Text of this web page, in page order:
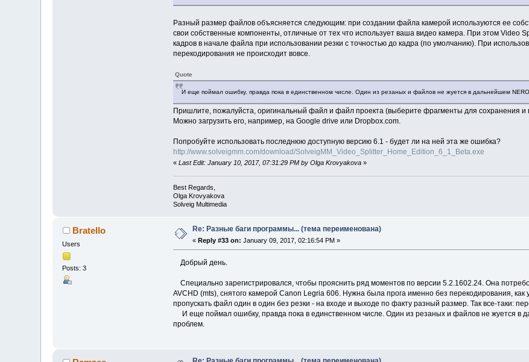
Разный размер файлов объясняется следующим: при создании файла камерой используются ее
свои собственные компоненты, отличные от тех что использует ваша видео камера. При этом Video
кадров в начале файла при использовании резки с точностью до кадра (по умолчанию). При
перекодирования не происходит вовсе.
Quote
И еще поймал ошибку, правда пока в единственном числе. Один из резаных и файлов не жуется в дальнейшем
Пришлите, пожалуйста, оригинальный файл и файл проекта (выберите фрагменты для сохранения и
Можно загрузить его, например, на Google drive или Dropbox.com.
Попробуйте использовать последнюю доступную версию 6.1 - будет ли на ней эта же ошибка?
http://www.solveigmm.com/download/SolveigMM_Video_Splitter_Home_Edition_6_1_Beta.exe
« Last Edit: January 10, 2017, 07:31:29 PM by Olga Krovyakova»
Best Regards,
Olga Krovyakova
Solveig Multimedia
Bratello
Users
Posts: 3
Re: Разные баги программы... (тема переименована)
«Reply #33 on: January 09, 2017, 02:16:54 PM »
Добрый день.
Специально зарегистрировался, чтобы прояснить ряд моментов по версии 5.2.1602.24. Она
AVCHD (mts), снятого камерой Canon Legria 606. Нужна была прога именно без перекодирования,
пропускать файл один в один без резки - на входе и выходе по факту разный размер. Так все-таки:
И еще поймал ошибку, правда пока в единственном числе. Один из резаных и файлов не жуется в
проблем.